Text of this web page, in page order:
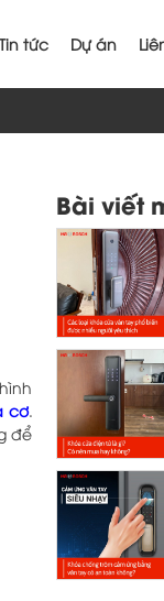
Tin tức Dự án
cơ.
để
Bài viết